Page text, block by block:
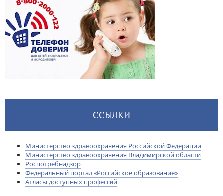
ССЫЛКИ
Министерство здравоохранения Российской Федерации
Министерство здравоохранения Владимирской области
Роспотребнадзор
Федеральный портал «Российское образование»
Атласы доступных профессий